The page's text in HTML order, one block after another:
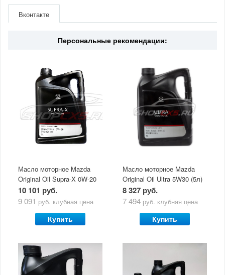
Страна Япония
Вконтакте
Персональные рекомендации:
Масло моторное Mazda
Original Oil Supra-X 0W-20
(5 л)
10 101 руб.
9 091 руб. клубная цена
Купить
Масло моторное Mazda
Original Oil Ultra 5W30 (5л)
8 327 руб.
7 494 руб. клубная цена
Купить